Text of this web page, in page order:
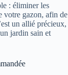
: éliminer les
votre gazon, afin de
un allié précieux,
jardin sain et